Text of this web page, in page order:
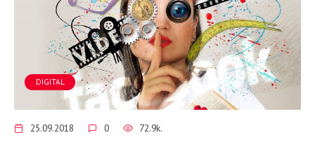
DIGITAL
25.09.2018 0 72.9k.